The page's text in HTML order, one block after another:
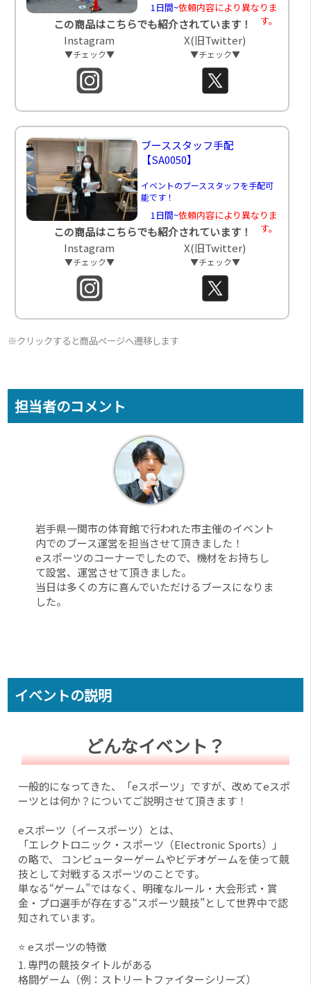
1日間~依頼内容により異なりま
す。
この商品はこちらでも紹介されています！
Instagram
▼チェック▼
X(旧Twitter)
▼チェック▼
ブーススタッフ手配
【SA0050】
イベントのブーススタッフを手配可
能です！
1日間~依頼内容により異なりま
す。
この商品はこちらでも紹介されています！
Instagram
▼チェック▼
X(旧Twitter)
▼チェック▼
※クリックすると商品ページへ遷移します
担当者のコメント
岩手県一関市の体育館で行われた市主催のイベント
内でのブース運営を担当させて頂きました！
eスポーツのコーナーでしたので、機材をお持ちし
て設営、運営させて頂きました。
当日は多くの方に喜んでいただけるブースになりま
した。
イベントの説明
どんなイベント？
一般的になってきた、「eスポーツ」ですが、改めてeスポ
ーツとは何か？についてご説明させて頂きます！
eスポーツ（イースポーツ）とは、
「エレクトロニック・スポーツ（Electronic Sports）」
の略で、 コンピューターゲームやビデオゲームを使って競
技として対戦するスポーツのことです。
単なる“ゲーム”ではなく、明確なルール・大会形式・賞
金・プロ選手が存在する“スポーツ競技”として世界中で認
知されています。
⭐ eスポーツの特徴
1. 専門の競技タイトルがある
格闘ゲーム（例：ストリートファイターシリーズ）